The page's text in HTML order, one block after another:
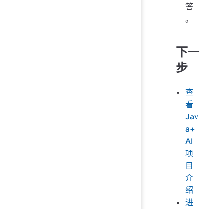
答
。
下一
步
查
看
Jav
a+
AI
项
目
介
绍
进